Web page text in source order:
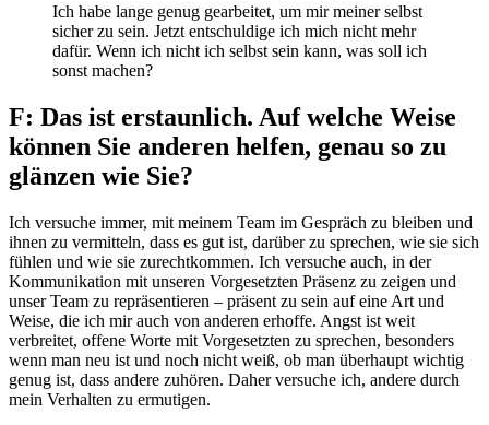
Ich habe lange genug gearbeitet, um mir meiner selbst
sicher zu sein. Jetzt entschuldige ich mich nicht mehr
dafür. Wenn ich nicht ich selbst sein kann, was soll ich
sonst machen?
F: Das ist erstaunlich. Auf welche Weise
können Sie anderen helfen, genau so zu
glänzen wie Sie?
Ich versuche immer, mit meinem Team im Gespräch zu bleiben und
ihnen zu vermitteln, dass es gut ist, darüber zu sprechen, wie sie sich
fühlen und wie sie zurechtkommen. Ich versuche auch, in der
Kommunikation mit unseren Vorgesetzten Präsenz zu zeigen und
unser Team zu repräsentieren – präsent zu sein auf eine Art und
Weise, die ich mir auch von anderen erhoffe. Angst ist weit
verbreitet, offene Worte mit Vorgesetzten zu sprechen, besonders
wenn man neu ist und noch nicht weiß, ob man überhaupt wichtig
genug ist, dass andere zuhören. Daher versuche ich, andere durch
mein Verhalten zu ermutigen.